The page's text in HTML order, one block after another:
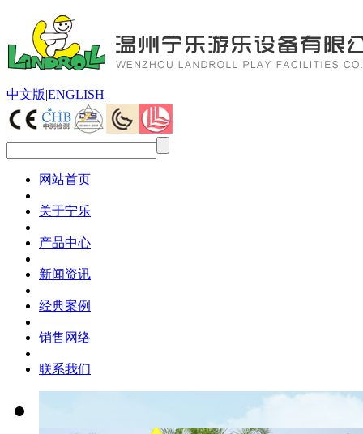
中文版|ENGLISH
网站首页
关于宁乐
产品中心
新闻资讯
经典案例
销售网络
联系我们